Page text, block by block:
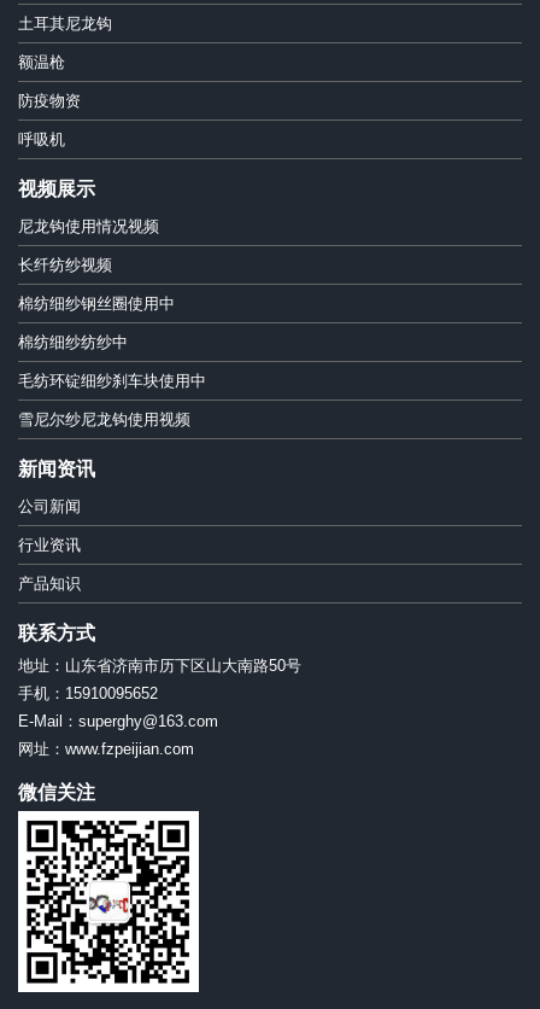
土耳其尼龙钩
额温枪
防疫物资
呼吸机
视频展示
尼龙钩使用情况视频
长纤纺纱视频
棉纺细纱钢丝圈使用中
棉纺细纱纺纱中
毛纺环锭细纱刹车块使用中
雪尼尔纱尼龙钩使用视频
新闻资讯
公司新闻
行业资讯
产品知识
联系方式
地址：山东省济南市历下区山大南路50号
手机：15910095652
E-Mail：superghy@163.com
网址：www.fzpeijian.com
微信关注